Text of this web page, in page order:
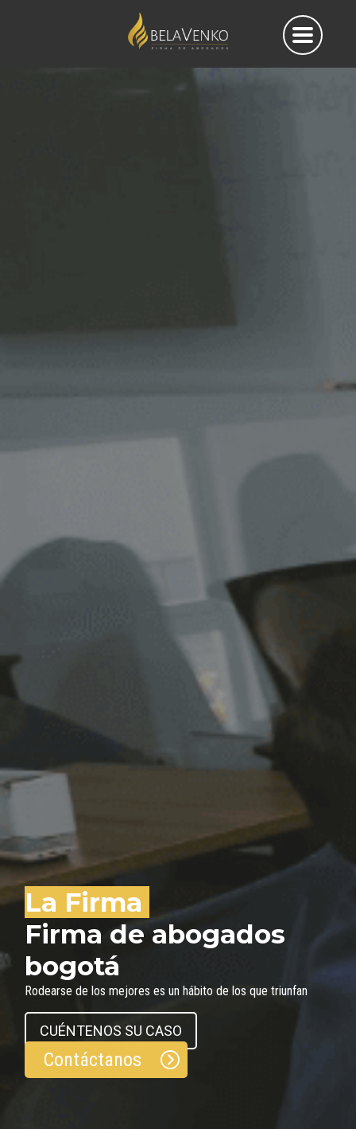
La Firma
Firma de abogados
bogotá
Rodearse de los mejores es un hábito de los que triunfan
CUÉNTENOS SU CASO
Contáctanos